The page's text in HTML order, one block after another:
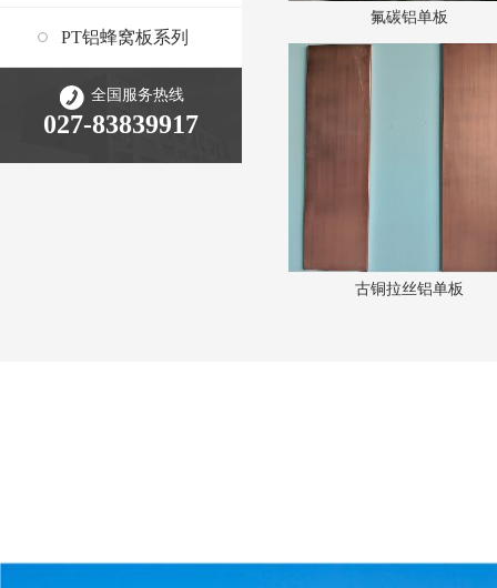
PT铝蜂窝板系列
全国服务热线
027-83839917
氟碳铝单板
古铜拉丝铝单板